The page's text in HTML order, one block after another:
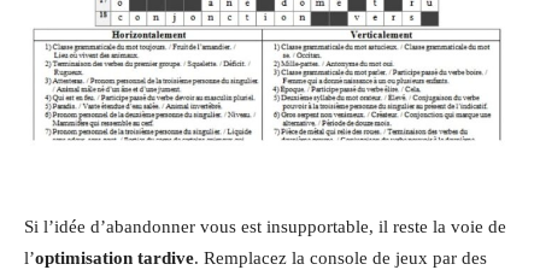
Si l’idée d’abandonner vous est insupportable, il reste la voie de
l’optimisation tardive. Remplacez la console de jeux par des